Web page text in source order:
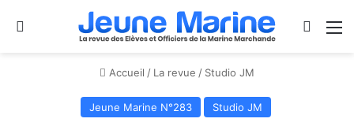
Se connecter
Accueil / La revue / Studio JM
Jeune Marine N°283 Studio JM